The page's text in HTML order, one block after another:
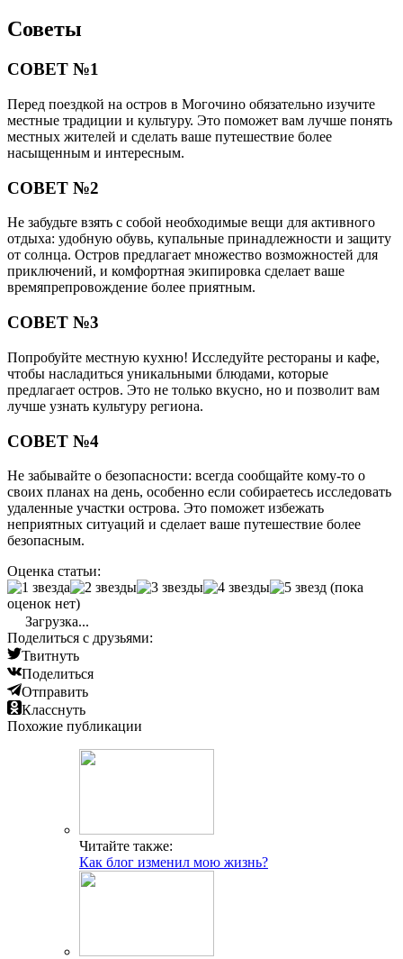
Советы
СОВЕТ №1
Перед поездкой на остров в Могочино обязательно изучите
местные традиции и культуру. Это поможет вам лучше понять
местных жителей и сделать ваше путешествие более
насыщенным и интересным.
СОВЕТ №2
Не забудьте взять с собой необходимые вещи для активного
отдыха: удобную обувь, купальные принадлежности и защиту
от солнца. Остров предлагает множество возможностей для
приключений, и комфортная экипировка сделает ваше
времяпрепровождение более приятным.
СОВЕТ №3
Попробуйте местную кухню! Исследуйте рестораны и кафе,
чтобы насладиться уникальными блюдами, которые
предлагает остров. Это не только вкусно, но и позволит вам
лучше узнать культуру региона.
СОВЕТ №4
Не забывайте о безопасности: всегда сообщайте кому-то о
своих планах на день, особенно если собираетесь исследовать
удаленные участки острова. Это поможет избежать
неприятных ситуаций и сделает ваше путешествие более
безопасным.
Оценка статьи:
(пока
оценок нет)
Загрузка...
Поделиться с друзьями:
Твитнуть
Поделиться
Отправить
Класснуть
Похожие публикации
Читайте также:
Как блог изменил мою жизнь?